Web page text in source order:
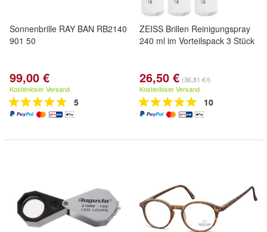
Sonnenbrille RAY BAN RB2140
901 50
99,00 €
Kostenloser Versand
5
ZEISS Brillen Reinigungspray
240 ml im Vorteilspack 3 Stück
26,50 € (36,81 €/l)
Kostenloser Versand
10